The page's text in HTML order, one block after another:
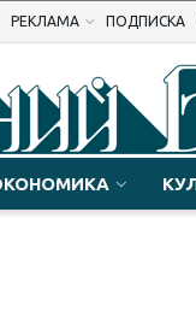
РЕКЛАМА ПОДПИСКА